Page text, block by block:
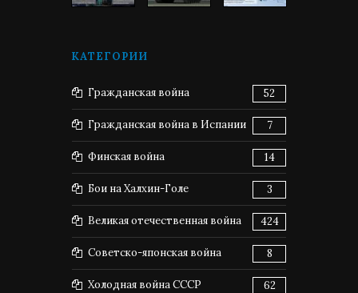
КАТЕГОРИИ
Гражданская война 52
Гражданская война в Испании 7
Финская война 14
Бои на Халхин-Голе 3
Великая отечественная война 424
Советско-японская война 8
Холодная война СССР 62